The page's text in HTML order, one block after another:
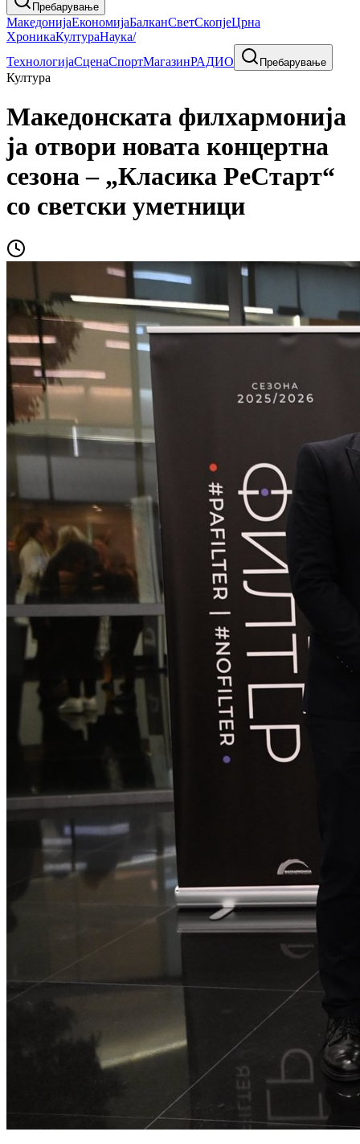
Пребарување
МакедонијаЕкономијаБалканСветСкопјеЦрна
ХроникаКултураНаука/
ТехнологијаСценаСпортМагазинРАДИО Пребарување
Култура
Македонската филхармонија
ја отвори новата концертна
сезона – „Класика РеСтарт“
со светски уметници